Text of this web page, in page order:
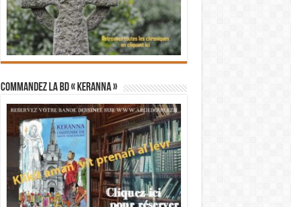
Commandez la BD « Keranna »